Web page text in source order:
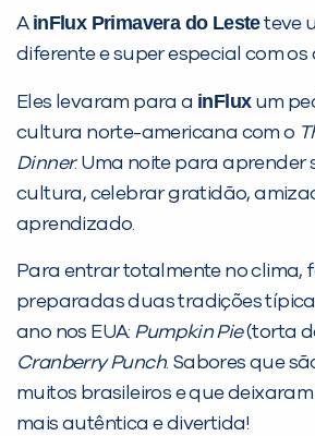
A inFlux Primavera do Lesteteve
diferente e super especial com os
Eles levaram para a inFluxum
cultura norte-americana com o
Dinner. Uma noite para aprender
cultura, celebrar gratidão,
aprendizado.
Para entrar totalmente no clima,
preparadas duas tradições
ano nos EUA: Pumpkin Pie(torta
Cranberry Punch. Sabores que
muitos brasileiros e que
mais autêntica e divertida!
PEÇA UMA DEMONSTRAÇÃO
Desculpe!
Não encontramos
inFlux nesta cidade ou
você digitou.